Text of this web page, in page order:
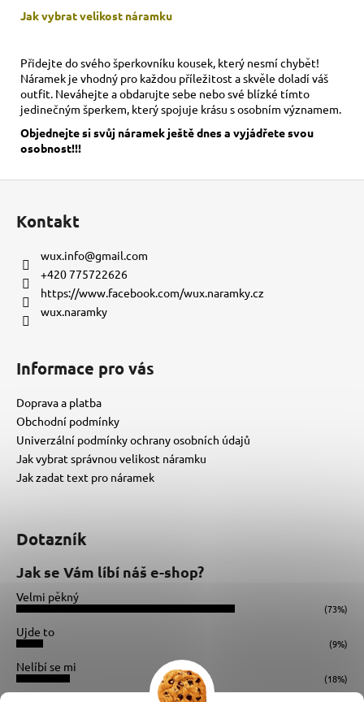
Jak vybrat velikost náramku
Přidejte do svého šperkovníku kousek, který nesmí chybět!
Náramek je vhodný pro každou příležitost a skvěle doladí váš
outfit. Neváhejte a obdarujte sebe nebo své blízké tímto
jedinečným šperkem, který spojuje krásu s osobním významem.
Objednejte si svůj náramek ještě dnes a vyjádřete svou
osobnost!!!
Kontakt
wux.info@gmail.com
+420 775722626
https://www.facebook.com/wux.naramky.cz
wux.naramky
Informace pro vás
Doprava a platba
Obchodní podmínky
Univerzální podmínky ochrany osobních údajů
Jak vybrat správnou velikost náramku
Jak zadat text pro náramek
Dotazník
Jak se Vám líbí náš e-shop?
Velmi pěkný
(73%)
Ujde to
(9%)
Nelíbí se mi
(18%)